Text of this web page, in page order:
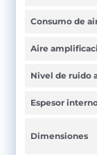
Consumo de
Aire
Nivel de ruido
Espesor
Dimensiones